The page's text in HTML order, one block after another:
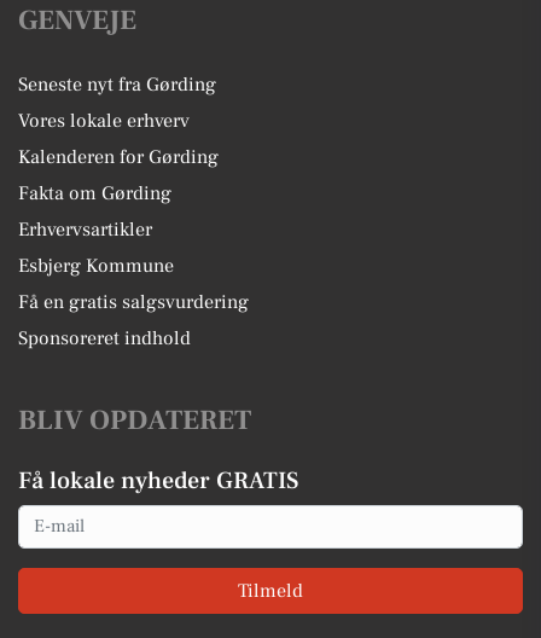
GENVEJE
Seneste nyt fra Gørding
Vores lokale erhverv
Kalenderen for Gørding
Fakta om Gørding
Erhvervsartikler
Esbjerg Kommune
Få en gratis salgsvurdering
Sponsoreret indhold
BLIV OPDATERET
Få lokale nyheder GRATIS
Email
Tilmeld